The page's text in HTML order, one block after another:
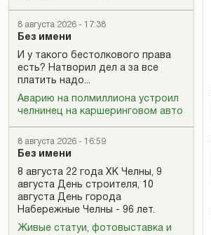
8 августа 2026 - 17:38
Без имени
И у такого бестолкового права
есть? Натворил дел а за все
платить надо...
Аварию на полмиллиона устроил
челнинец на каршеринговом авто
8 августа 2026 - 16:59
Без имени
8 августа 22 года ХК Челны, 9
августа День строителя, 10
августа День города
Набережные Челны - 96 лет.
Живые статуи, фотовыставка и